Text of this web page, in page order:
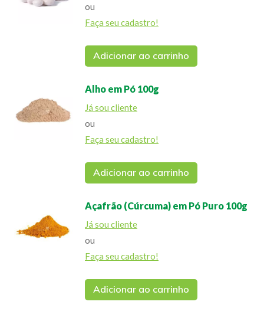
ou
Faça seu cadastro!
Adicionar ao carrinho
Alho em Pó 100g
Já sou cliente
ou
Faça seu cadastro!
Adicionar ao carrinho
Açafrão (Cúrcuma) em Pó Puro 100g
Já sou cliente
ou
Faça seu cadastro!
Adicionar ao carrinho